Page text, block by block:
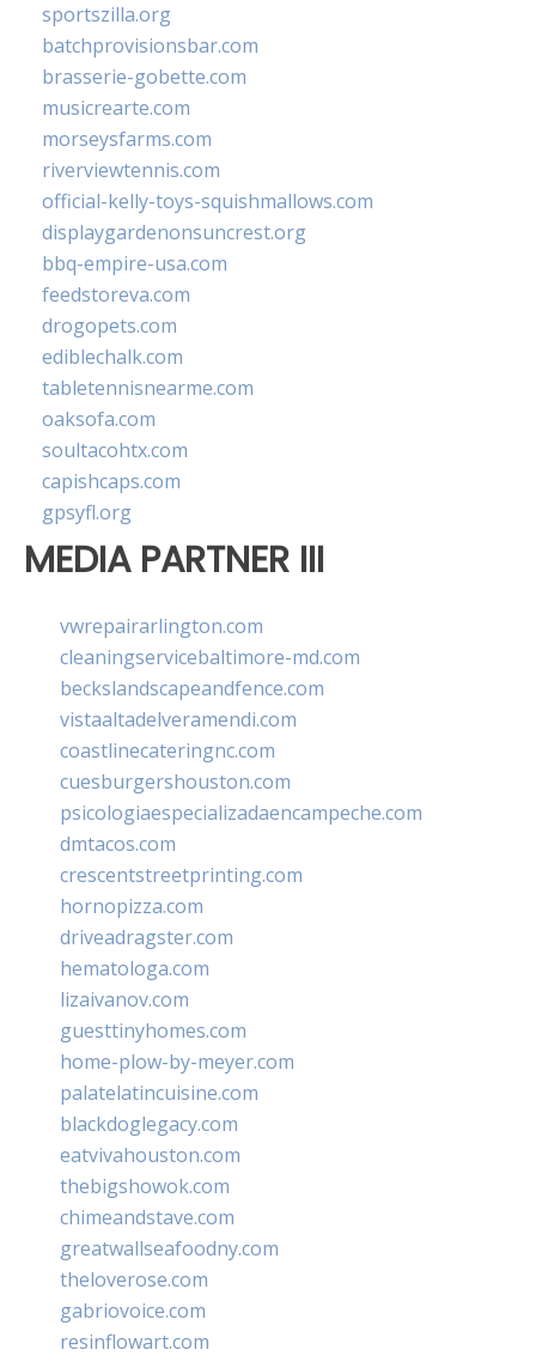
sportszilla.org
batchprovisionsbar.com
brasserie-gobette.com
musicrearte.com
morseysfarms.com
riverviewtennis.com
official-kelly-toys-squishmallows.com
displaygardenonsuncrest.org
bbq-empire-usa.com
feedstoreva.com
drogopets.com
ediblechalk.com
tabletennisnearme.com
oaksofa.com
soultacohtx.com
capishcaps.com
gpsyfl.org
MEDIA PARTNER III
vwrepairarlington.com
cleaningservicebaltimore-md.com
beckslandscapeandfence.com
vistaaltadelveramendi.com
coastlinecateringnc.com
cuesburgershouston.com
psicologiaespecializadaencampeche.com
dmtacos.com
crescentstreetprinting.com
hornopizza.com
driveadragster.com
hematologa.com
lizaivanov.com
guesttinyhomes.com
home-plow-by-meyer.com
palatelatincuisine.com
blackdoglegacy.com
eatvivahouston.com
thebigshowok.com
chimeandstave.com
greatwallseafoodny.com
theloverose.com
gabriovoice.com
resinflowart.com